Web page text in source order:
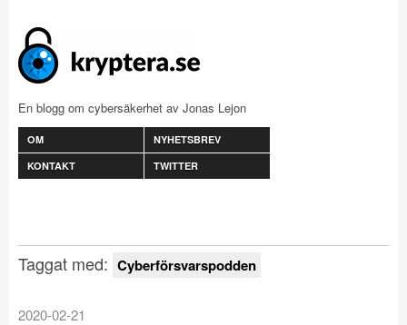
En blogg om cybersäkerhet av Jonas Lejon
OM
NYHETSBREV
KONTAKT
TWITTER
Taggat med: Cyberförsvarspodden
2020-02-21